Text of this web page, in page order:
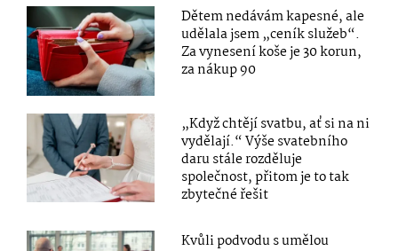
Dětem nedávám kapesné, ale
udělala jsem „ceník služeb“.
Za vynesení koše je 30 korun,
za nákup 90
„Když chtějí svatbu, ať si na ni
vydělají.“ Výše svatebního
daru stále rozděluje
společnost, přitom je to tak
zbytečné řešit
Kvůli podvodu s umělou